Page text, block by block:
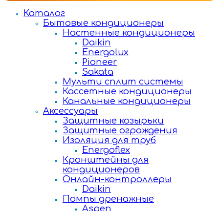
Каталог
Бытовые кондиционеры
Настенные кондиционеры
Daikin
Energolux
Pioneer
Sakata
Мульти сплит системы
Кассетные кондиционеры
Канальные кондиционеры
Аксессуары
Защитные козырьки
Защитные ограждения
Изоляция для труб
Energoflex
Кронштейны для
кондиционеров
Онлайн-контроллеры
Daikin
Помпы дренажные
Aspen